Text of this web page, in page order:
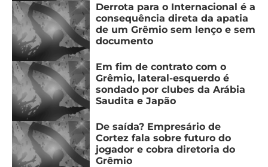
Derrota para o Internacional é a
consequência direta da apatia
de um Grêmio sem lenço e sem
documento
Em fim de contrato com o
Grêmio, lateral-esquerdo é
sondado por clubes da Arábia
Saudita e Japão
De saída? Empresário de
Cortez fala sobre futuro do
jogador e cobra diretoria do
Grêmio